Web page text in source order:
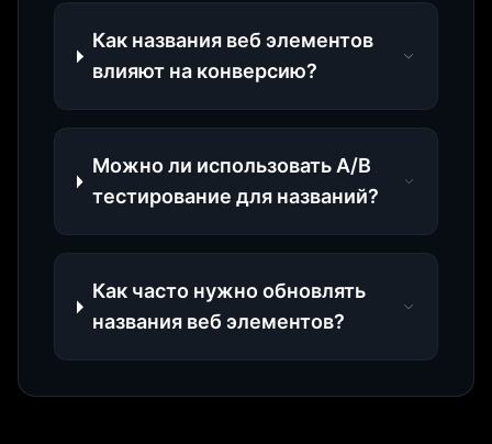
Как названия веб элементов
влияют на конверсию?
Можно ли использовать A/B
тестирование для названий?
Как часто нужно обновлять
названия веб элементов?